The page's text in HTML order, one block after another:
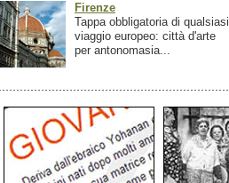
Firenze
Tappa obbligatoria di qualsiasi
viaggio europeo: città d'arte
per antonomasia...